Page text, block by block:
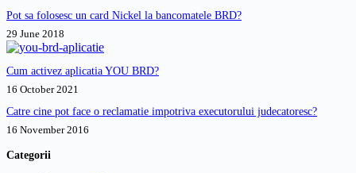
Pot sa folosesc un card Nickel la bancomatele BRD?
29 June 2018
Cum activez aplicatia YOU BRD?
16 October 2021
Catre cine pot face o reclamatie impotriva executorului judecatoresc?
16 November 2016
Categorii